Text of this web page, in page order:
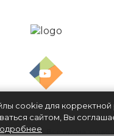
2026. Все права
cookie для корректной
сайтом, Вы